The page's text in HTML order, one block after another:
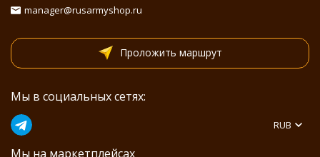
manager@rusarmyshop.ru
Проложить маршрут
Мы в социальных сетях:
Мы на маркетплейсах
RUB